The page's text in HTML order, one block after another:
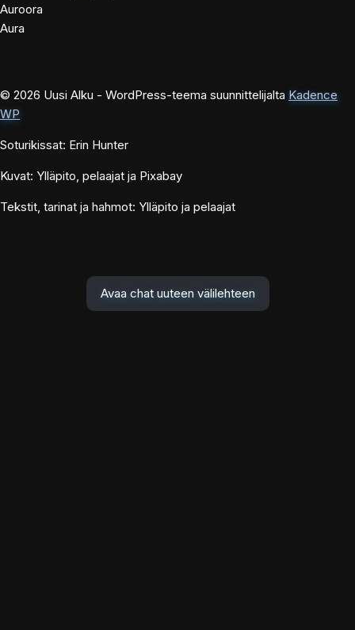
Auroora
Aura
© 2026 Uusi Alku - WordPress-teema suunnittelijalta Kadence
WP
Soturikissat: Erin Hunter
Kuvat: Ylläpito, pelaajat ja Pixabay
Tekstit, tarinat ja hahmot: Ylläpito ja pelaajat
Avaa chat uuteen välilehteen